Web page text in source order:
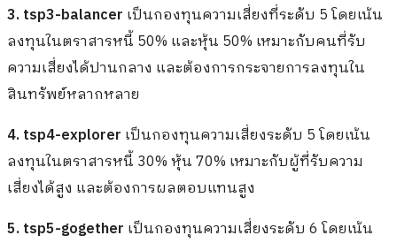
3. tsp3-balancer เป็นกองทุนความเสี่ยงที่ระดับ 5 โดยเน้น
ลงทุนในตราสารหนี้ 50% และหุ้น 50% เหมาะกับคนที่รับ
ความเสี่ยงได้ปานกลาง และต้องการกระจายการลงทุนใน
สินทรัพย์หลากหลาย
4. tsp4-explorer เป็นกองทุนความเสี่ยงระดับ 5 โดยเน้น
ลงทุนในตราสารหนี้ 30% หุ้น 70% เหมาะกับผู้ที่รับความ
เสี่ยงได้สูง และต้องการผลตอบแทนสูง
5. tsp5-gogether เป็นกองทุนความเสี่ยงระดับ 6 โดยเน้น